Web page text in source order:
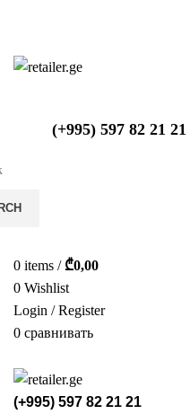
(+995) 597 82 21 21
0 items / ₾0,00
0 Wishlist
Login / Register
0 сравнивать
(+995) 597 82 21 21